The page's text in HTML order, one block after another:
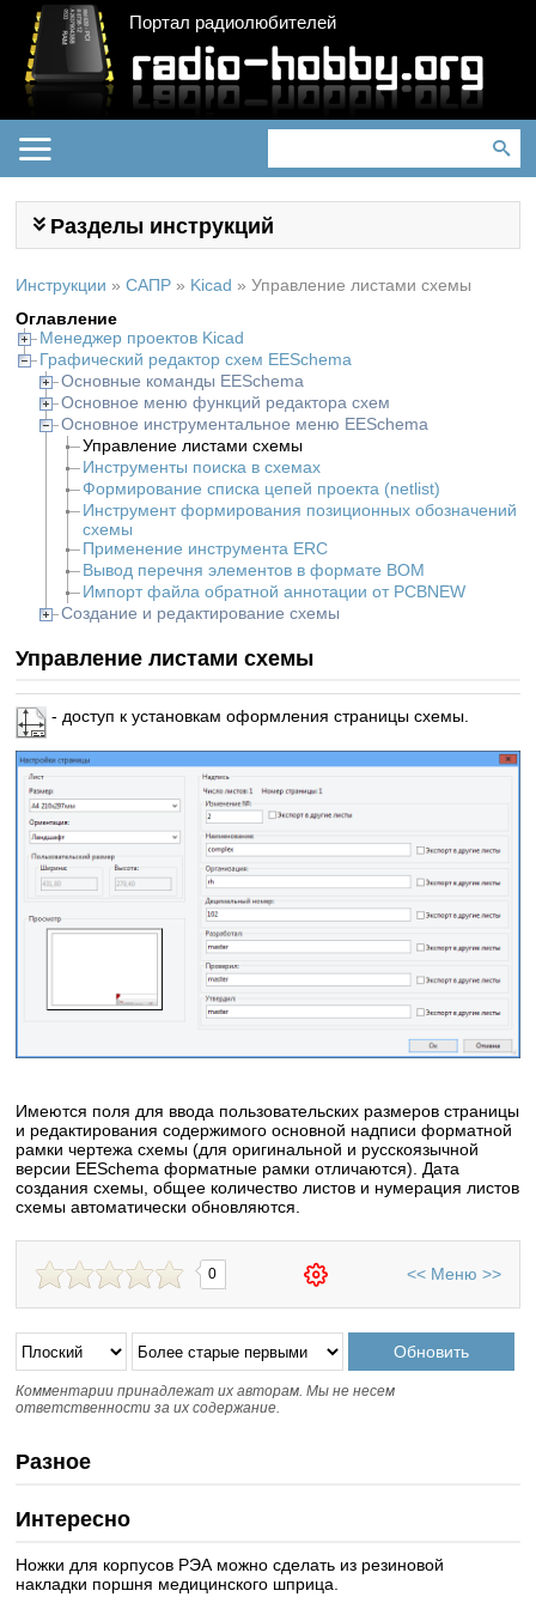
Портал радиолюбителей
Разделы инструкций
Инструкции » САПР » Kicad » Управление листами схемы
Оглавление
Менеджер проектов Kicad
Графический редактор схем EESchema
Основные команды EESchema
Основное меню функций редактора схем
Основное инструментальное меню EESchema
Управление листами схемы
Инструменты поиска в схемах
Формирование списка цепей проекта (netlist)
Инструмент формирования позиционных обозначений
схемы
Применение инструмента ERC
Вывод перечня элементов в формате BOM
Импорт файла обратной аннотации от PCBNEW
Создание и редактирование схемы
Управление листами схемы
- доступ к установкам оформления страницы схемы.
Имеются поля для ввода пользовательских размеров страницы
и редактирования содержимого основной надписи форматной
рамки чертежа схемы (для оригинальной и русскоязычной
версии EESchema форматные рамки отличаются). Дата
создания схемы, общее количество листов и нумерация листов
схемы автоматически обновляются.
0 << Меню >>
Комментарии принадлежат их авторам. Мы не несем
ответственности за их содержание.
Разное
Интересно
Ножки для корпусов РЭА можно сделать из резиновой
накладки поршня медицинского шприца.